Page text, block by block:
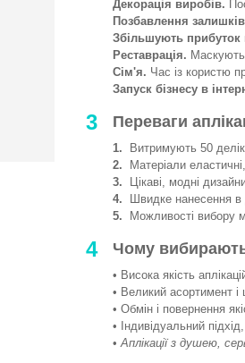
Декорація виробів.
Позбавлення
Збільшують прибуток
Реставрація.
Сім'я. Час із користю
Запуск бізнесу в
3 Переваги
1. Витримують 50
2. Матеріали
3. Цікаві, модні
4. Швидке нанесення в
5. Можливості вибору
4 Чому
• Висока якість
• Великий асортимент
• Обмін і повернення
• Індивідуальний
•Аплікації з душею,